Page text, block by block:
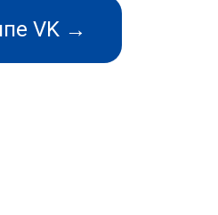
VK →